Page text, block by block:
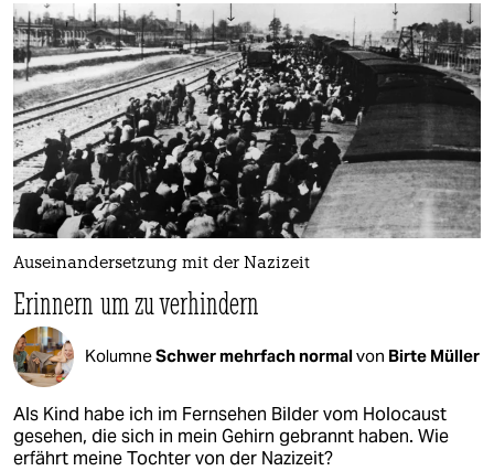
Auseinandersetzung mit der Nazizeit
Erinnern um zu verhindern
KolumneSchwer mehrfach normalvon Birte Müller
Als Kind habe ich im Fernsehen Bilder vom Holocaust
gesehen, die sich in mein Gehirn gebrannt haben. Wie
erfährt meine Tochter von der Nazizeit?